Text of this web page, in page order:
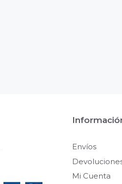
Envíos
Mi Cuenta